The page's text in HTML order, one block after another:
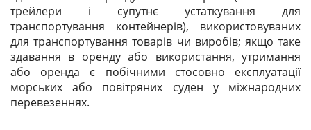
трейлери і супутнє устаткування для
транспортування контейнерів), використовуваних
для транспортування товарів чи виробів; якщо таке
здавання в оренду або використання, утримання
або оренда є побічними стосовно експлуатації
морських або повітряних суден у міжнародних
перевезеннях.